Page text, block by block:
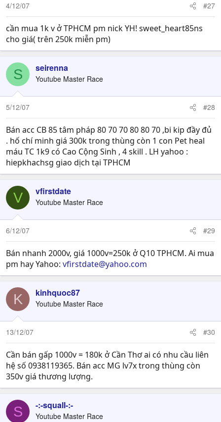
4/12/07 #27
cần mua 1k v ở TPHCM pm nick YH! sweet_heart85ns
cho giá( trên 250k miễn pm)
S seirenna
Youtube Master Race
5/12/07 #28
Bán acc CB 85 tâm pháp 80 70 70 80 80 70 ,bi kip đầy đủ
. hố chí minh giá 300k trong thùng còn 1 con Pet heal
máu TC 1k9 có Cao Cộng Sinh , 4 skill . LH yahoo :
hiepkhachsg giao dịch tại TPHCM
V vfirstdate
Youtube Master Race
6/12/07 #29
Bán nhanh 2000v, giá 1000v=250k ở Q10 TPHCM. Ai mua
pm hay Yahoo: vfirstdate@yahoo.com
K kinhquoc87
Youtube Master Race
13/12/07 #30
Cần bán gấp 1000v = 180k ở Cần Thơ ai có nhu cầu liên
hệ số 0938119365. Bán acc MG lv7x trong thùng còn
350v giá thương lượng.
S -:-squall-:-
Youtube Master Race